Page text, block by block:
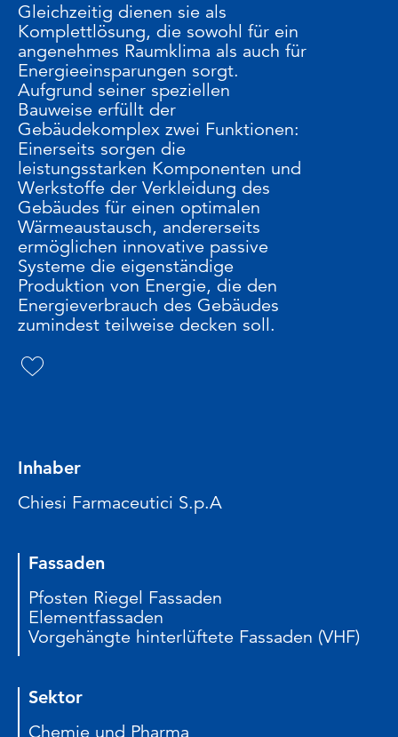
Gleichzeitig dienen sie als
Komplettlösung, die sowohl für ein
angenehmes Raumklima als auch für
Energieeinsparungen sorgt.
Aufgrund seiner speziellen
Bauweise erfüllt der
Gebäudekomplex zwei Funktionen:
Einerseits sorgen die
leistungsstarken Komponenten und
Werkstoffe der Verkleidung des
Gebäudes für einen optimalen
Wärmeaustausch, andererseits
ermöglichen innovative passive
Systeme die eigenständige
Produktion von Energie, die den
Energieverbrauch des Gebäudes
zumindest teilweise decken soll.
Inhaber
Chiesi Farmaceutici S.p.A
Fassaden
Pfosten Riegel Fassaden
Elementfassaden
Vorgehängte hinterlüftete Fassaden (VHF)
Sektor
Chemie und Pharma